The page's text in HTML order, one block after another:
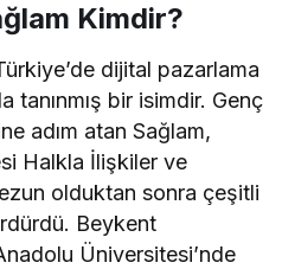
Kimdir?
dijital pazarlama
tanınmış bir isimdir. Genç
adım atan Sağlam,
Halkla İlişkiler ve
olduktan sonra çeşitli
Beykent
Üniversitesi’nde